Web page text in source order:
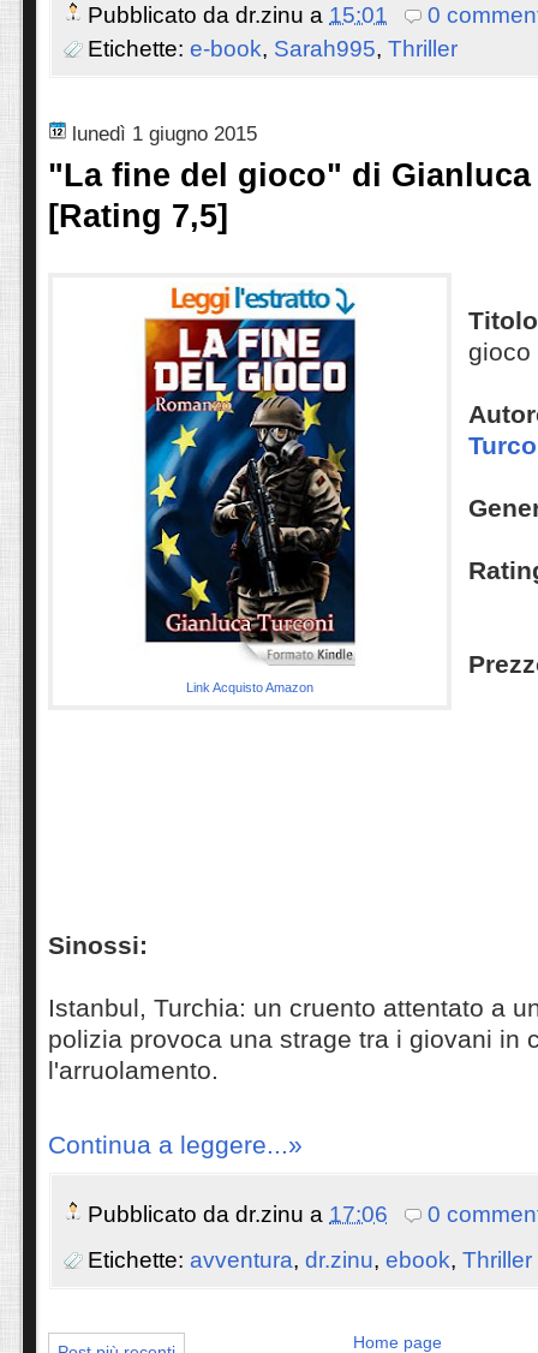
Pubblicato da dr.zinu a 15:01
0
Etichette: e-book, Sarah995, Thriller
lunedì 1 giugno 2015
"La fine del gioco" di
[Rating 7,5]
Link Acquisto Amazon
gioco
Sinossi:
Istanbul, Turchia: un cruento attentato a
polizia provoca una strage tra i giovani in
l'arruolamento.
Continua a leggere...»
Pubblicato da dr.zinu a 17:06
0
Etichette: avventura, dr.zinu, ebook, Thriller
Home page